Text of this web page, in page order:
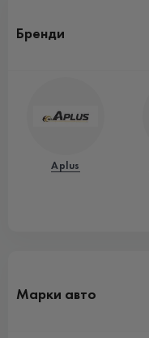
Бренди
Aplus
Марки авто